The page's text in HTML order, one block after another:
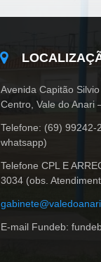
Avenida Capitão
Centro, Vale do Anari
Telefone: (69) 99242-
whatsapp)
Telefone CPL E
3034 (obs.
E-mail Fundeb: